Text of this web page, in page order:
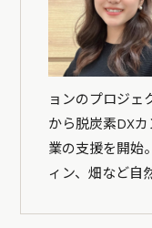
ョンのプロジェ
から脱炭素DX
業の支援を開始
ィン、畑など自